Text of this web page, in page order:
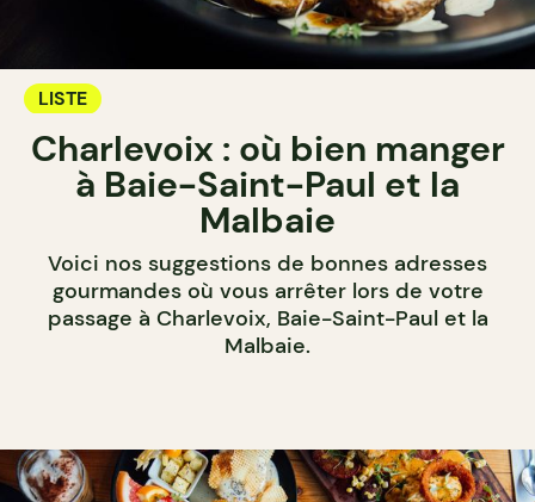
LISTE
Charlevoix : où bien manger
à Baie-Saint-Paul et la
Malbaie
Voici nos suggestions de bonnes adresses
gourmandes où vous arrêter lors de votre
passage à Charlevoix, Baie-Saint-Paul et la
Malbaie.